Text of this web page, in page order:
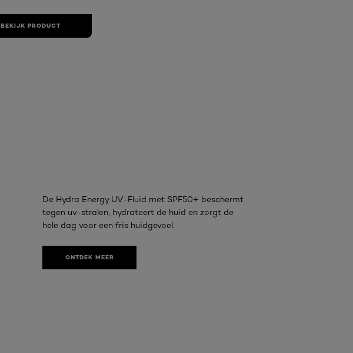
BEKIJK PRODUCT
De Hydra Energy UV-Fluid met SPF50+ beschermt
tegen uv-stralen, hydrateert de huid en zorgt de
hele dag voor een fris huidgevoel.
ONTDEK MEER